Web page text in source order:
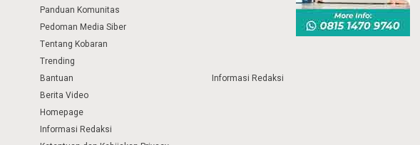
Panduan Komunitas
Pedoman Media Siber
Tentang Kobaran
Trending
Bantuan
Berita Video
Homepage
Informasi Redaksi
Informasi Redaksi